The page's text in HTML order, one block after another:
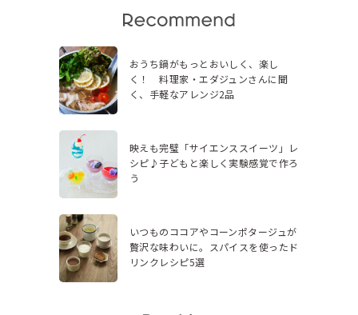
おうち鍋がもっとおいしく、楽し
く！ 料理家・エダジュンさんに聞
く、手軽なアレンジ2品
映えも完璧「サイエンススイーツ」レ
シピ♪子どもと楽しく実験感覚で作ろ
う
いつものココアやコーンポタージュが
贅沢な味わいに。スパイスを使ったド
リンクレシピ5選